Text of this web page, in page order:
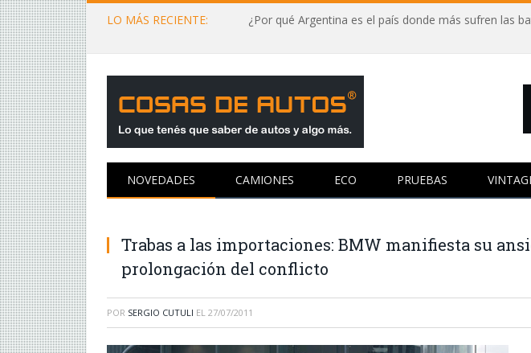
LO MÁS RECIENTE: ¿Por qué Argentina es el país donde más sufren las
NOVEDADES CAMIONES ECO PRUEBAS
Trabas a las importaciones: BMW manifiesta su
prolongación del conflicto
POR SERGIO CUTULI EL 27/07/2011